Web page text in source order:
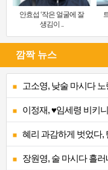
안효섭 ‘작은 얼굴에 잘
생김이 ..
깜짝 뉴스
고소영, 낮술 마시다 노
이정재, ♥임세령 비키
혜리 과감하게 벗었다,
장원영, 술 마시다 흘